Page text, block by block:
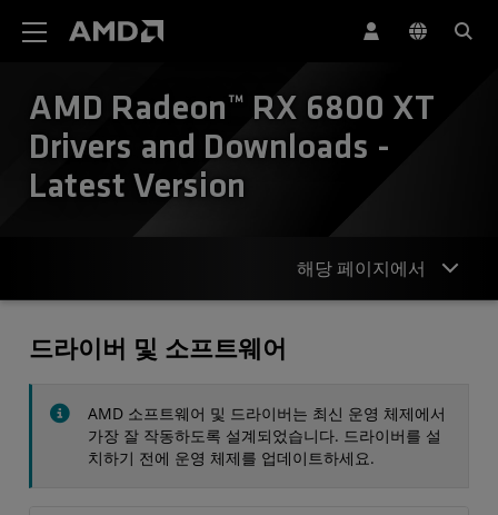
AMD Radeon™ RX 6800 XT
Drivers and Downloads -
Latest Version
해당 페이지에서
연락처
드라이버 및 소프트웨어
AMD 소프트웨어 및 드라이버는 최신 운영 체제에서
가장 잘 작동하도록 설계되었습니다. 드라이버를 설
치하기 전에 운영 체제를 업데이트하세요.